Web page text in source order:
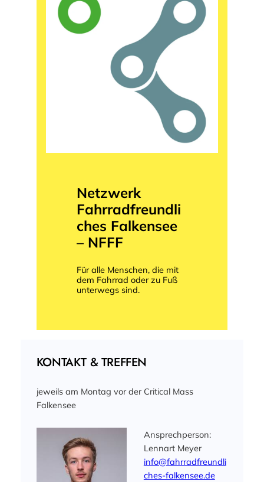
Netzwerk
Fahrradfreundli
ches Falkensee
– NFFF
Für alle Menschen, die mit
dem Fahrrad oder zu Fuß
unterwegs sind.
KONTAKT & TREFFEN
jeweils am Montag vor der Critical Mass
Falkensee
Ansprechperson:
Lennart Meyer
info@fahrradfreundli
ches-falkensee.de